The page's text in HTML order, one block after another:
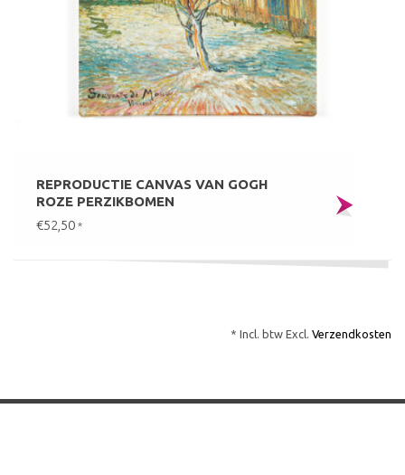
REPRODUCTIE CANVAS VAN GOGH
ROZE PERZIKBOMEN
€52,50 *
* Incl. btw Excl. Verzendkosten